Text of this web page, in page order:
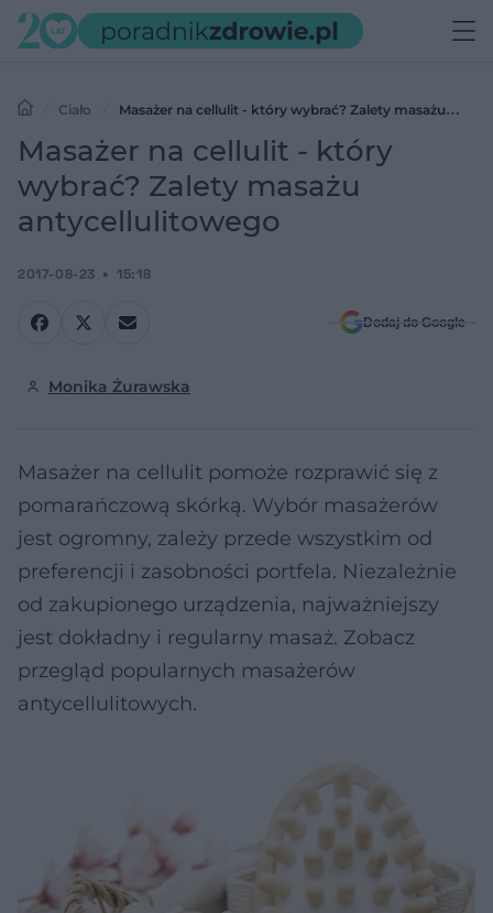
Ciało
Masażer na cellulit - który wybrać? Zalety masażu
antycellulitowego
Masażer na cellulit - który
wybrać? Zalety masażu
antycellulitowego
2017-08-23 15:18
Dodaj do Google
Monika Żurawska
Masażer na cellulit pomoże rozprawić się z
pomarańczową skórką. Wybór masażerów
jest ogromny, zależy przede wszystkim od
preferencji i zasobności portfela. Niezależnie
od zakupionego urządzenia, najważniejszy
jest dokładny i regularny masaż. Zobacz
przegląd popularnych masażerów
antycellulitowych.